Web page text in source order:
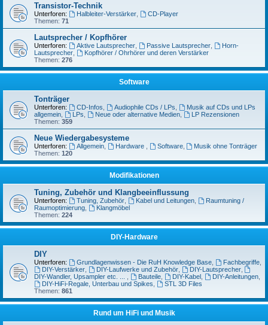
Transistor-Technik
Unterforen: Halbleiter-Verstärker,
CD-Player
Themen: 71
Lautsprecher / Kopfhörer
Unterforen: Aktive Lautsprecher, Passive Lautsprecher,
Horn-
Lautsprecher
Kopfhörer / Ohrhörer und deren Verstärker
Themen: 276
Software
Tonträger
Unterforen: CD-Infos Audiophile CDs / LPs
Musik auf CDs und LPs
allgemein
LPs Neue oder alternative Medien,
LP Rezensionen
Themen: 359
Neue Wiedergabesysteme
Unterforen: Allgemein, Hardware Software,
Musik ohne Tonträger
Themen: 120
Modifikationen
Tuning, Zubehör und Klangbeeinflussung
Unterforen: Tuning, Zubehör, Kabel und Leitungen,
Raumtuning /
Raumoptimierung
Klangmöbel
Themen: 224
DIY-Hardware
DIY
Unterforen: Grundlagenwissen - Die RuH Knowledge Base, Fachbegriffe,
DIY-Verstärker, DIY-Laufwerke und Zubehör, DIY-Lautsprecher,
DIY-Wandler, Upsampler etc. ...
Bauteile, DIY-Kabel, DIY-Anleitungen,
DIY-HiFi-Regale, Unterbau und Spikes
STL 3D Files
Themen: 861
Rund um HiFi und Musik